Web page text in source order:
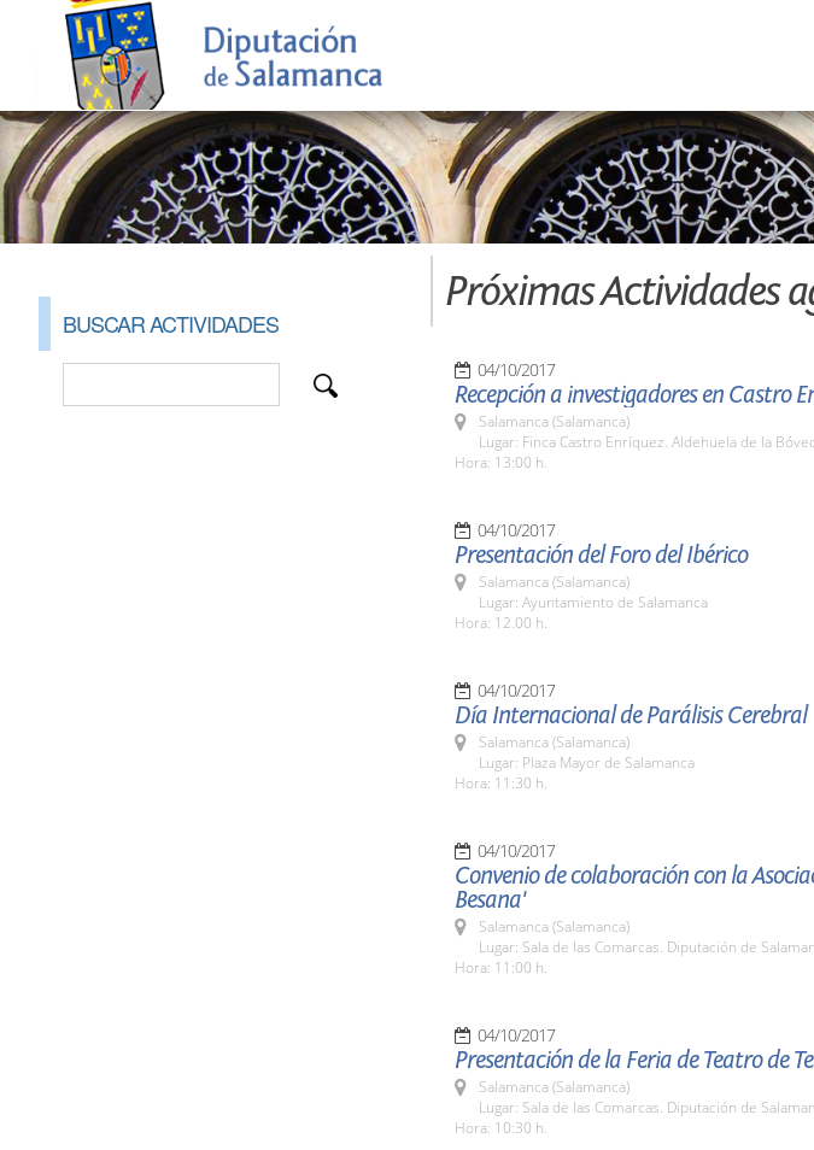
BUSCAR ACTIVIDADES
Próximas Actividades
04/10/2017
Recepción a investigadores en Castro
Salamanca (Salamanca)
Lugar: Finca Castro Enríquez. Aldehuela de la
Hora: 13:00 h.
04/10/2017
Presentación del Foro del Ibérico
Salamanca (Salamanca)
Lugar: Ayuntamiento de Salamanca
Hora: 12.00 h.
04/10/2017
Día Internacional de Parálisis Cerebral
Salamanca (Salamanca)
Lugar: Plaza Mayor de Salamanca
Hora: 11:30 h.
04/10/2017
Convenio de colaboración con la
Besana'
Salamanca (Salamanca)
Lugar: Sala de las Comarcas. Diputación de
Hora: 11:00 h.
04/10/2017
Presentación de la Feria de Teatro de
Salamanca (Salamanca)
Lugar: Sala de las Comarcas. Diputación de
Hora: 10:30 h.